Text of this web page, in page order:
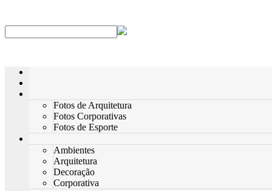
Fotos de Arquitetura
Fotos Corporativas
Fotos de Esporte
Ambientes
Arquitetura
Decoração
Corporativa